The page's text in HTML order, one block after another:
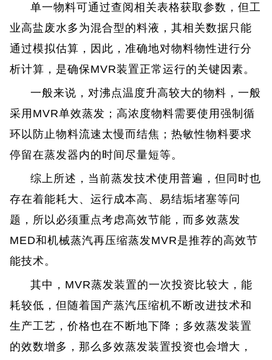
单一物料可通过查阅相关表格获取参数，但工
业高盐废水多为混合型的料液，其相关数据只能
通过模拟估算，因此，准确地对物料物性进行分
析计算，是确保MVR装置正常运行的关键因素。
一般来说， 对沸点温度升高较大的物料，一般
采用MVR单效蒸发；高浓度物料需要使用强制循
环以防止物料流速太慢而结焦；热敏性物料要求
停留在蒸发器内的时间尽量短等。
综上所述，当前蒸发技术使用普遍，但同时也
存在着能耗大、运行成本高、易结垢堵塞等问
题，所以必须重点考虑高效节能，而多效蒸发
MED和机械蒸汽再压缩蒸发MVR是推荐的高效节
能技术。
其中，MVR蒸发装置的一次投资比较大，能
耗较低，但随着国产蒸汽压缩机不断改进技术和
生产工艺，价格也在不断地下降；多效蒸发装置
的效数增多，那么多效蒸发装置投资也会增大，